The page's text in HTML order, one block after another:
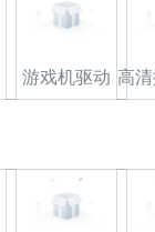
游戏机驱动